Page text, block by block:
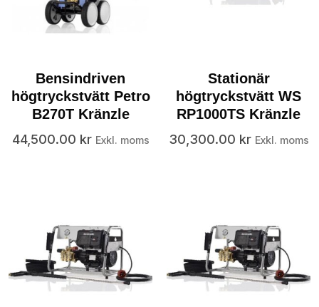
Bensindriven
högtryckstvätt Petro
B270T Kränzle
44,500.00 kr Exkl. moms
Stationär
högtryckstvätt WS
RP1000TS Kränzle
30,300.00 kr Exkl. moms